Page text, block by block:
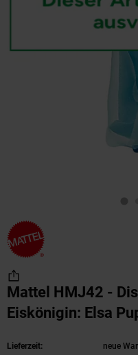
Mattel HMJ42 -
Eiskönigin: Elsa
Lieferzeit: neue